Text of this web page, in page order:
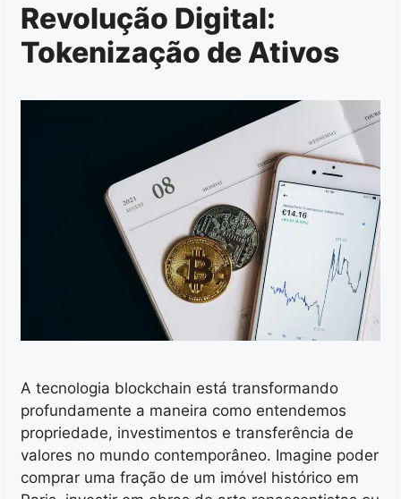
Revolução Digital:
Tokenização de Ativos
A tecnologia blockchain está transformando
profundamente a maneira como entendemos
propriedade, investimentos e transferência de
valores no mundo contemporâneo. Imagine poder
comprar uma fração de um imóvel histórico em